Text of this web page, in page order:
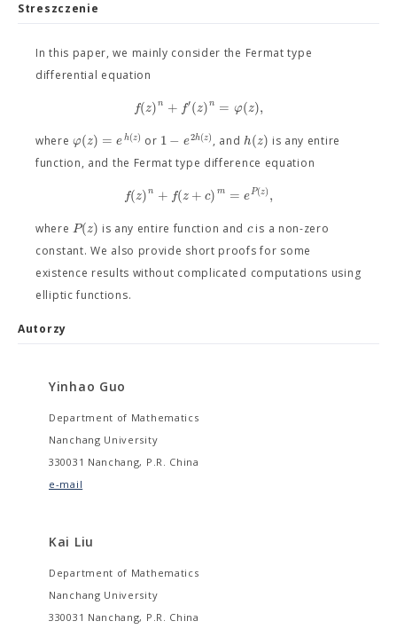
Streszczenie
In this paper, we mainly consider the Fermat type
differential equation
f(z)n + f′(z)n = φ(z),
whereφ(z) = eh(z) or 1− e2h(z), andh(z) is any entire
function, and the Fermat type difference equation
f(z)n + f(z+ c) m = eP(z),
whereP(z) is any entire function and cis a non-zero
constant. We also provide short proofs for some
existence results without complicated computations using
elliptic functions.
Autorzy
Yinhao Guo
Department of Mathematics
Nanchang University
330031 Nanchang, P.R. China
e-mail
Kai Liu
Department of Mathematics
Nanchang University
330031 Nanchang, P.R. China